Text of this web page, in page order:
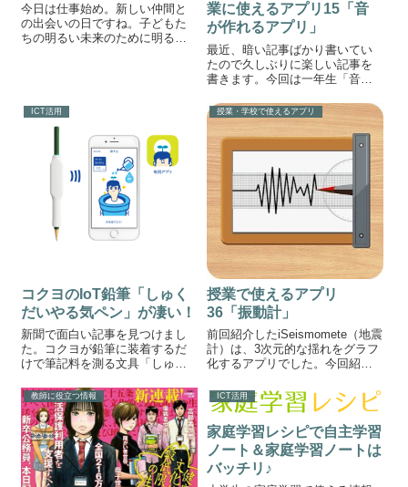
今日は仕事始め。新しい仲間と
の出会いの日ですね。子どもた
ちの明るい未来のために明るく
のブログをよろしくお願いしま
す。変わる入試問...
業に使えるアプリ15「音
が作れるアプリ」
最近、暗い記事ばかり書いてい
たので久しぶりに楽しい記事を
書きます。今回は一年生「音」
「soundbow」を紹介します。音
が作れるアプリ「soundbow」
iphoneやipadの画面の上にはスト
リングが並んでいます。こ...
ICT活用
コクヨのIoT鉛筆「しゅく
だいやる気ペン」が凄い！
新聞で面白い記事を見つけまし
た。コクヨが鉛筆に装着するだ
けで筆記料を測る文具「しゅく
したと発表したそうです。しゅ
くだいやる気ペンなんでも、鉛
筆で書いた量を加速度センサー
で検知し、連動したスマホアプ
リの植物が育つな...
授業・学校で使えるアプリ
授業で使えるアプリ
36「振動計」
前回紹介したiSeismomete（地震
計）は、3次元的な揺れをグラフ
化するアプリでした。今回紹介
すことができるアプリです。振
動計アプリの画面スマホを静止
させると震度0〜1。スマホを激
しく振動させると・・・ 震度...
教師に役立つ情報 ICT活用
家庭学習レシピで自主学習
ノート＆家庭学習ノートは
バッチリ♪